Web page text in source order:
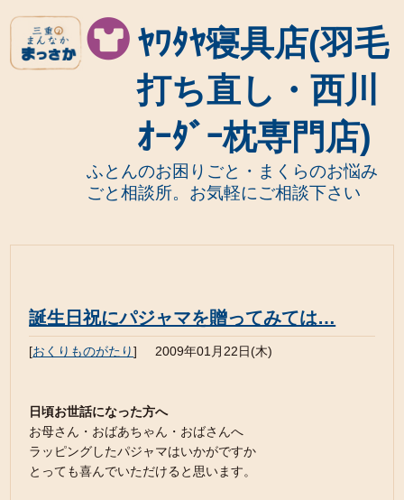
ﾔﾜﾀﾔ寝具店(羽毛
打ち直し・西川
ｵｰﾀﾞｰ枕専門店)
ふとんのお困りごと・まくらのお悩み
ごと相談所。お気軽にご相談下さい
誕生日祝にパジャマを贈ってみては…
[おくりものがたり] 2009年01月22日(木)
日頃お世話になった方へ
お母さん・おばあちゃん・おばさんへ
ラッピングしたパジャマはいかがですか
とっても喜んでいただけると思います。